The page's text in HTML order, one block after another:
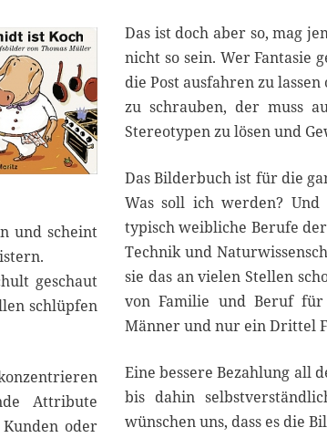
7
und scheint
geschaut
schlüpfen
Attribute
oder
Das ist doch aber so, mag
nicht so sein. Wer Fantasie
die Post ausfahren zu
zu schrauben, der muss
Stereotypen zu lösen und
Das Bilderbuch ist für die
Was soll ich werden?
typisch weibliche Berufe
Technik und
sie das an vielen Stellen
von Familie und Beruf
Männer und nur ein Drittel
Eine bessere Bezahlung all
bis dahin
wünschen uns, dass es die